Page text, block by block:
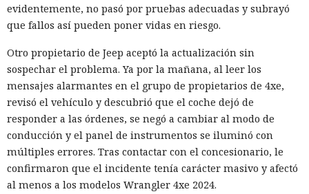
evidentemente, no pasó por pruebas adecuadas y subrayó
que fallos así pueden poner vidas en riesgo.
Otro propietario de Jeep aceptó la actualización sin
sospechar el problema. Ya por la mañana, al leer los
mensajes alarmantes en el grupo de propietarios de 4xe,
revisó el vehículo y descubrió que el coche dejó de
responder a las órdenes, se negó a cambiar al modo de
conducción y el panel de instrumentos se iluminó con
múltiples errores. Tras contactar con el concesionario, le
confirmaron que el incidente tenía carácter masivo y afectó
al menos a los modelos Wrangler 4xe 2024.